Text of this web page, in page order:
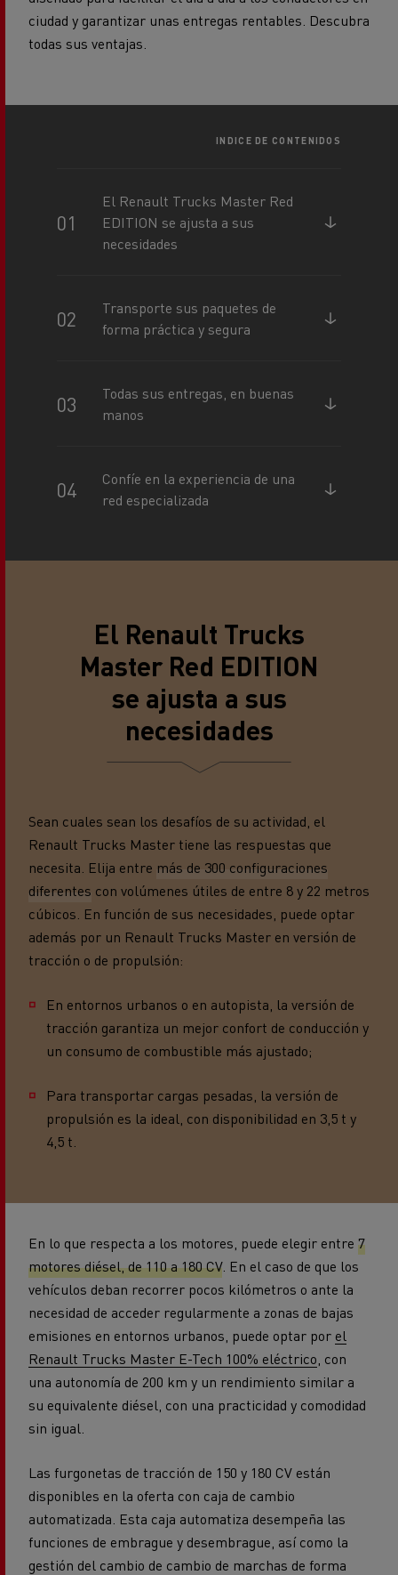
ciudad y garantizar unas entregas rentables. Descubra
todas sus ventajas.
INDICE DE CONTENIDOS
El Renault Trucks Master Red
EDITION se ajusta a sus
necesidades
Transporte sus paquetes de
forma práctica y segura
Todas sus entregas, en buenas
manos
Confíe en la experiencia de una
red especializada
El Renault Trucks
Master Red EDITION
se ajusta a sus
necesidades
Sean cuales sean los desafíos de su actividad, el
Renault Trucks Master tiene las respuestas que
necesita. Elija entre más de 300 configuraciones
diferentes con volúmenes útiles de entre 8 y 22 metros
cúbicos. En función de sus necesidades, puede optar
además por un Renault Trucks Master en versión de
tracción o de propulsión:
En entornos urbanos o en autopista, la versión de
tracción garantiza un mejor confort de conducción y
un consumo de combustible más ajustado;
Para transportar cargas pesadas, la versión de
propulsión es la ideal, con disponibilidad en 3,5 t y
4,5 t.
En lo que respecta a los motores, puede elegir entre 7
motores diésel, de 110 a 180 CV. En el caso de que los
vehículos deban recorrer pocos kilómetros o ante la
necesidad de acceder regularmente a zonas de bajas
emisiones en entornos urbanos, puede optar por el
Renault Trucks Master E-Tech 100% eléctrico , con
una autonomía de 200 km y un rendimiento similar a
su equivalente diésel, con una practicidad y comodidad
sin igual.
Las furgonetas de tracción de 150 y 180 CV están
disponibles en la oferta con caja de cambio
automatizada. Esta caja automatiza desempeña las
funciones de embrague y desembrague, así como la
gestión del cambio de cambio de marchas de forma